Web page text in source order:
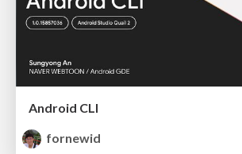
Android CLI
fornewid